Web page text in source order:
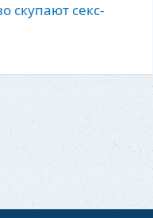
скупают секс-